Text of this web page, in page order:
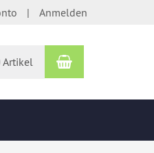
Anmelden
Artikel Warenkorb